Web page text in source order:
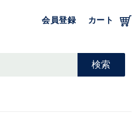
会員登録 カート